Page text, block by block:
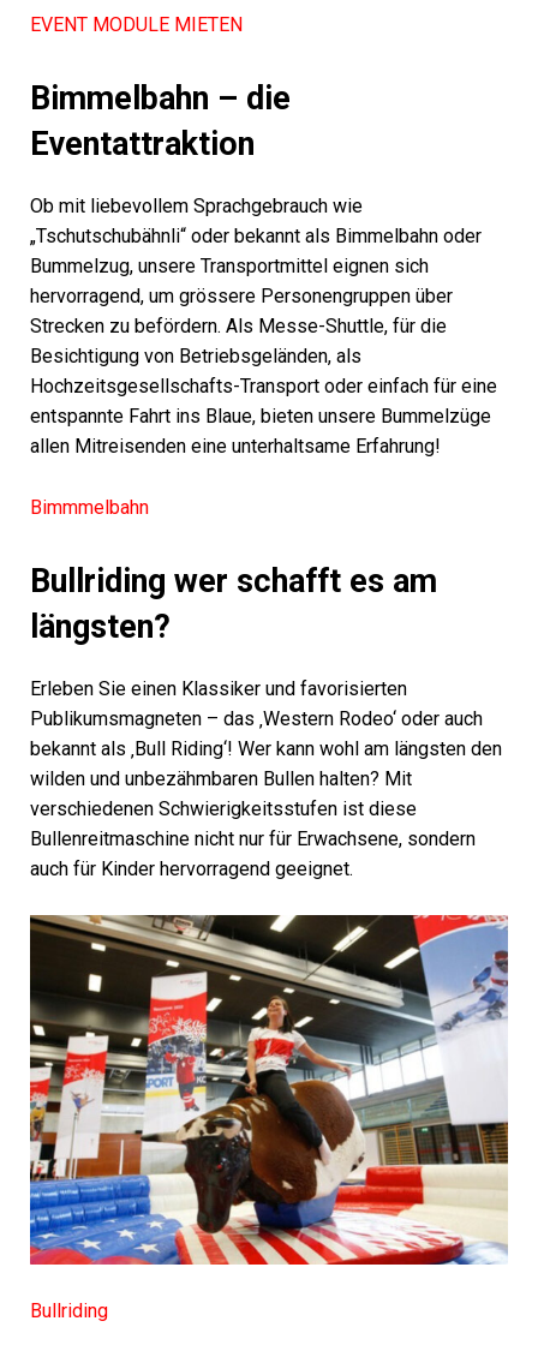
EVENT MODULE MIETEN
Bimmelbahn – die
Eventattraktion
Ob mit liebevollem Sprachgebrauch wie
„Tschutschubähnli“ oder bekannt als Bimmelbahn oder
Bummelzug, unsere Transportmittel eignen sich
hervorragend, um grössere Personengruppen über
Strecken zu befördern. Als Messe-Shuttle, für die
Besichtigung von Betriebsgeländen, als
Hochzeitsgesellschafts-Transport oder einfach für eine
entspannte Fahrt ins Blaue, bieten unsere Bummelzüge
allen Mitreisenden eine unterhaltsame Erfahrung!
Bimmmelbahn
Bullriding wer schafft es am
längsten?
Erleben Sie einen Klassiker und favorisierten
Publikumsmagneten – das ‚Western Rodeo‘ oder auch
bekannt als ‚Bull Riding‘! Wer kann wohl am längsten den
wilden und unbezähmbaren Bullen halten? Mit
verschiedenen Schwierigkeitsstufen ist diese
Bullenreitmaschine nicht nur für Erwachsene, sondern
auch für Kinder hervorragend geeignet.
Bullriding